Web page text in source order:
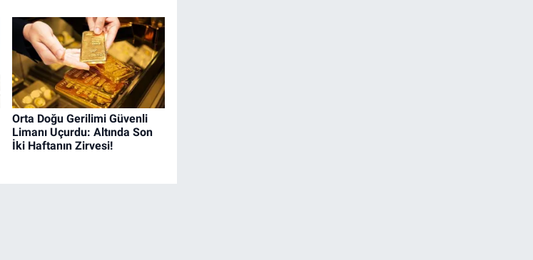
Orta Doğu Gerilimi Güvenli
Limanı Uçurdu: Altında Son
İki Haftanın Zirvesi!